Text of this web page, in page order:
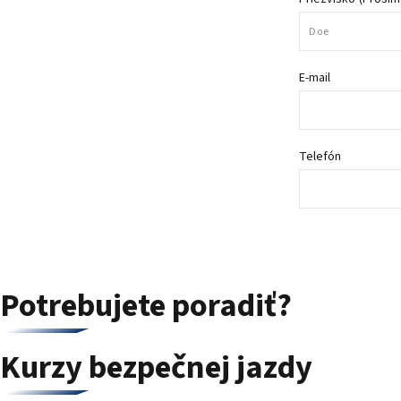
E-mail
Telefón
Potrebujete poradiť?
Kurzy bezpečnej jazdy